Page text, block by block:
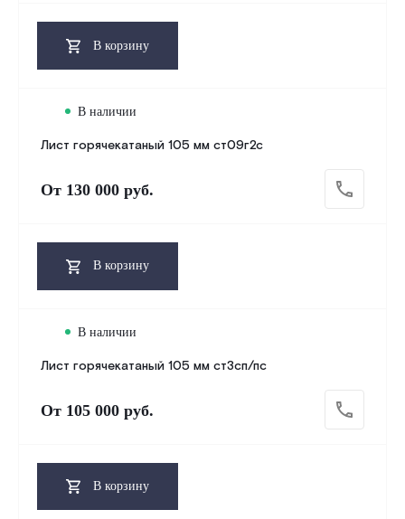
В корзину
Лист горячекатаный 105 мм ст09г2с
В наличии
От 130 000 руб.
В корзину
Лист горячекатаный 105 мм ст3сп/пс
В наличии
От 105 000 руб.
В корзину